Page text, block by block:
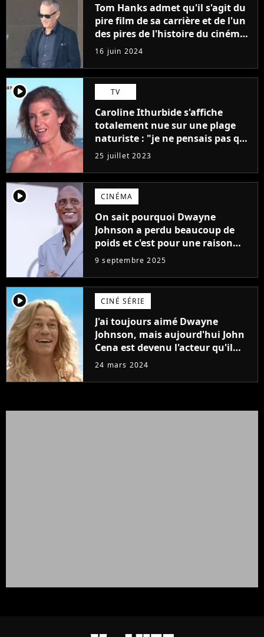
Tom Hanks admet qu'il s'agit du
pire film de sa carrière et de l'un
des pires de l'histoire du cinéma :
"L'un des films les plus
médiocres jamais réalisés"
16 juin 2024
player2 TV
Caroline Ithurbide s'affiche
totalement nue sur une plage
naturiste : "je ne pensais pas que
j'arriverais à le faire..."
25 juillet 2023
player2 CINÉMA
On sait pourquoi Dwayne
Johnson a perdu beaucoup de
poids et c'est pour une raison
importante
9 septembre 2025
player2 CINÉ SÉRIE
J'ai toujours aimé Dwayne
Johnson, mais aujourd'hui John
Cena est devenu l'acteur qu'il
rêvait d'être (et Ricky Stanicky le
24 mars 2024